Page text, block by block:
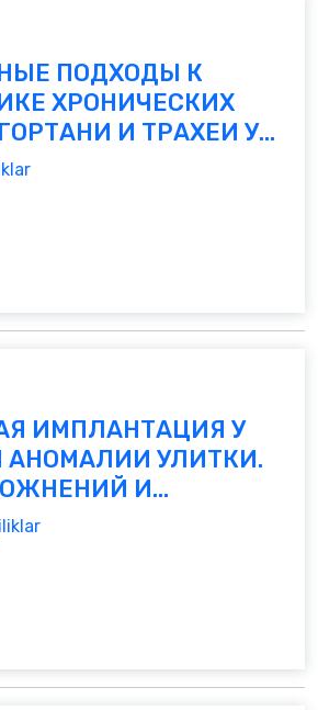
ПОДХОДЫ К
ХРОНИЧЕСКИХ
И ТРАХЕИ У...
ИМПЛАНТАЦИЯ У
АНОМАЛИИ УЛИТКИ.
И...